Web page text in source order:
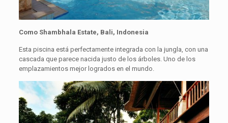
Como Shambhala Estate, Bali, Indonesia
Esta piscina está perfectamente integrada con la jungla, con una
cascada que parece nacida justo de los árboles. Uno de los
emplazamientos mejor logrados en el mundo.